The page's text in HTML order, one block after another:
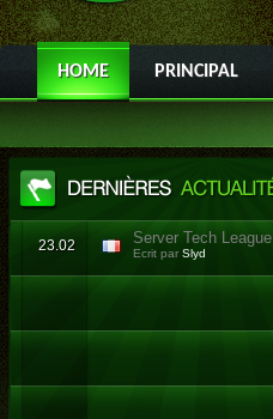
HOME PRINCIPAL
23.02 Server Tech League
Ecrit par Slyd